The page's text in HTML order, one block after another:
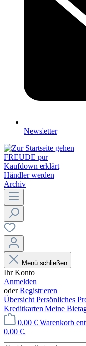
Newsletter
FREUDE pur
Kaufdown erklärt
Händler werden
Archiv
Menü schließen
Ihr Konto
Anmelden
oderRegistrieren
Übersicht Persönliches
Kreditkarten Meine
0,00 € Warenkorb
0,00 €.